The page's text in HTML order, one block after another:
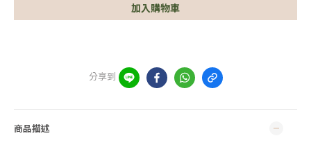
加入購物車
分享到
商品描述